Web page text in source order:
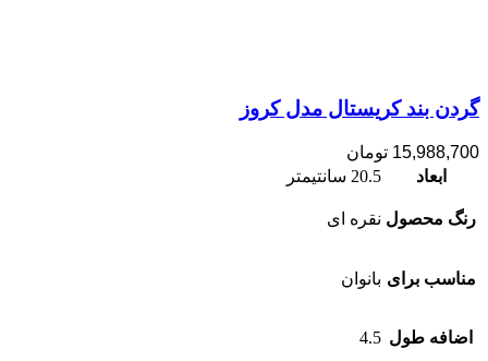
گردن بند کریستال مدل کروز
15,988,700 تومان
ابعاد
20.5 سانتیمتر
رنگ محصول نقره ای
مناسب برای بانوان
اضافه طول 4.5